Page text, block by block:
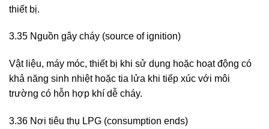
thiết bị.
3.35 Nguồn gây cháy (source of ignition)
Vật liệu, máy móc, thiết bị khi sử dụng hoặc hoạt động có
khả năng sinh nhiệt hoặc tia lửa khi tiếp xúc với môi
trường có hỗn hợp khí dễ cháy.
3.36 Nơi tiêu thụ LPG (consumption ends)